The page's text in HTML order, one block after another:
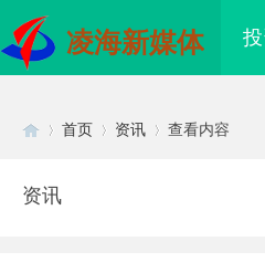
凌海新媒体
首页 资讯 查看内容
资讯